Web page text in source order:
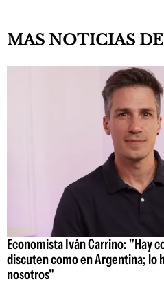
MAS NOTICIAS
Economista Iván Carrino: "Hay
discuten como en Argentina; lo
nosotros"